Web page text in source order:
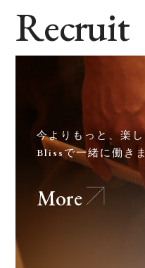
Recruit
今よりもっと、楽
Blissで一緒に働き
More